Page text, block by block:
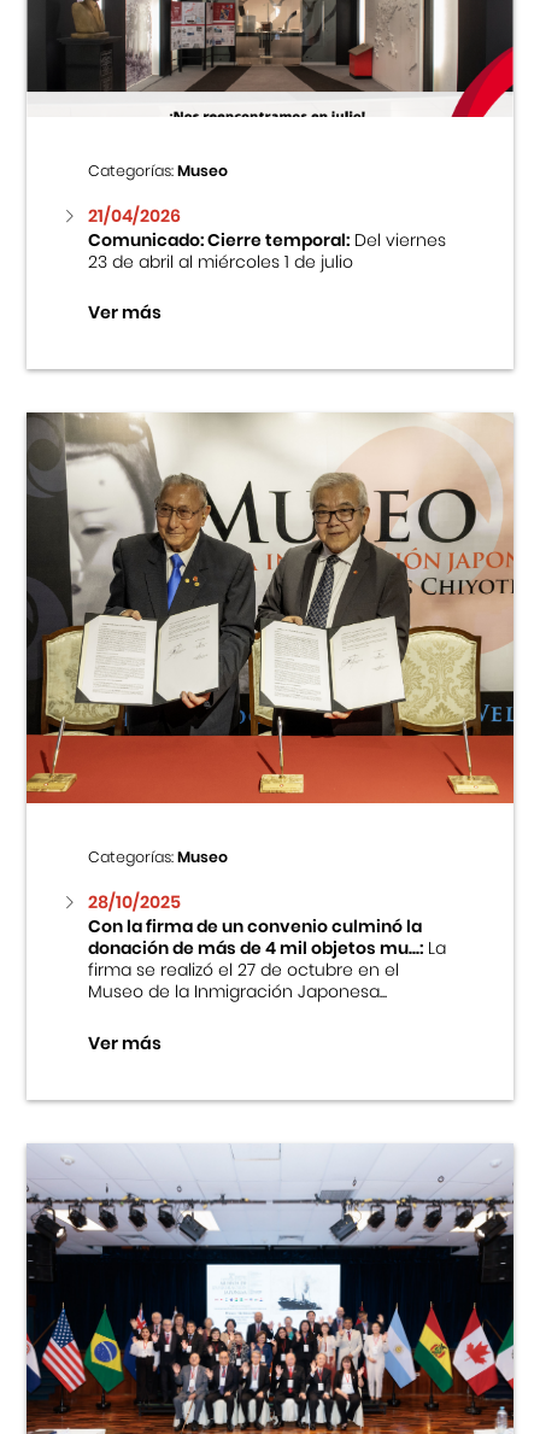
Centro Cultural Peruano Japonés
Museo de la Inmigración Japonesa
Fondo Editorial
Teatro Peruano Japonés
Categorías:Museo
21/04/2026
Comunicado: Cierre temporal:Del viernes
23 de abril al miércoles 1 de julio
Ver más
Categorías:Museo
28/10/2025
Con la firma de un convenio culminó la
donación de más de 4 mil objetos mu...:La
firma se realizó el 27 de octubre en el
Museo de la Inmigración Japonesa...
Ver más